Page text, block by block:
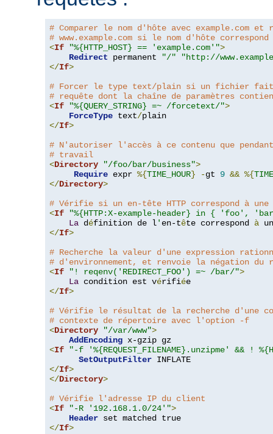
# Comparer le nom d'hôte avec example.com
# www.example.com si le nom d'hôte correspond
<If "%{HTTP_HOST} == 'example.com'">
Redirect permanent "/"
"http://
</If>
# Forcer le type text/plain si un fichier
# requête dont la chaîne de paramètres
<If "%{QUERY_STRING} =~ /forcetext/">
ForceType text/
</If>
# N'autoriser l'accès à ce contenu que
# travail
<Directory "/foo/bar/business">
Require expr %{TIME_HOUR} -gt 9 && %{
</Directory>
# Vérifie si un en-tête HTTP correspond à
<If
"%{HTTP:X-example-header} in { 'foo',
La définition de l' en-tête correspond à
</If>
# Recherche la valeur d'une expression
# d'environnement, et renvoie la négation du
<If "! reqenv('REDIRECT_FOO') =~ /bar/">
La condition est vérifié
</If>
# Vérifie le résultat de la recherche d'une
# contexte de répertoire avec l'option -f
<Directory "/var/www">
AddEncoding
<If
"-f '%{REQUEST_FILENAME}.unzipme' && !
SetOutputFilter
</If>
</Directory>
# Vérifie l'adresse IP du client
<If "-R '192.168.1.0/24'">
Header
</If>